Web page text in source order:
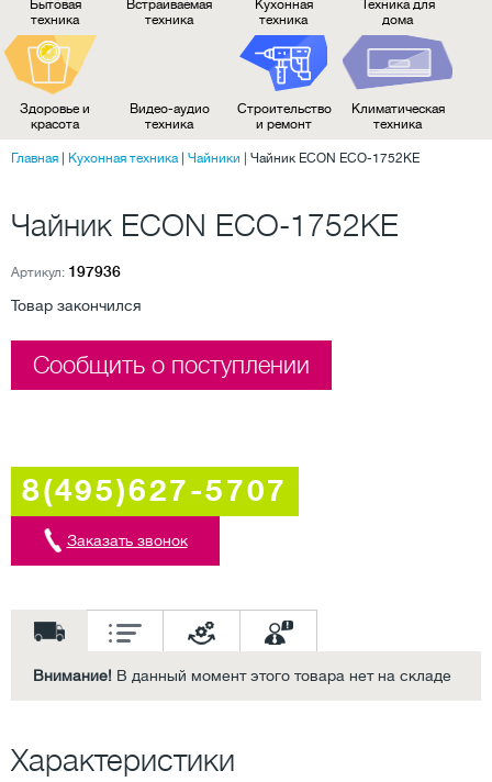
Бытовая
техника
Встраиваемая
техника
Кухонная
техника
Техника для
дома
Здоровье и
красота
Видео-аудио
техника
Строительство
и ремонт
Климатическая
техника
Главная Кухонная техника| Чайники Чайник ECON ECO-1752KE
Чайник ECON ECO-1752KE
Артикул: 197936
Товар закончился
Сообщить о поступлении
8(495)627-5707
Заказать звонок
Внимание! В данный момент этого товара нет на складе
Характеристики